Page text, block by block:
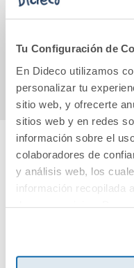
Tu Configuración de
En Dideco utilizamos
personalizar tu
sitio web, y ofrecerte
sitios web y en redes
información sobre el
colaboradores de
y análisis web, los
información recopilada
Comprar